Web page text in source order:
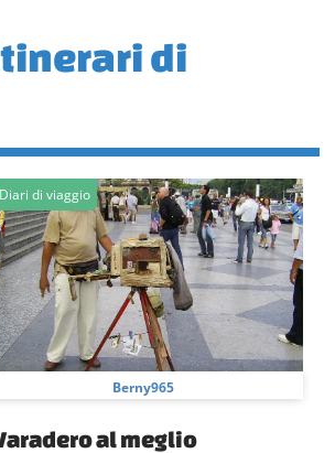
di
Diari di viaggio
Berny965
al meglio